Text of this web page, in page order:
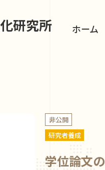
研究所 ホーム
非公開
研究者養成
学位論文